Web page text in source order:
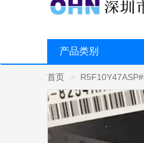
产品类别
首页